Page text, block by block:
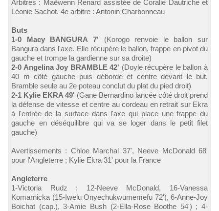
Arbitres : Maëwenn Renard assistée de Coralie Dautriche et
Léonie Sachot. 4e arbitre : Antonin Charbonneau
Buts
1-0 Macy BANGURA 7' (Korogo renvoie le ballon sur
Bangura dans l'axe. Elle récupère le ballon, frappe en pivot du
gauche et trompe la gardienne sur sa droite)
2-0 Angelina Joy BRAMBLE 42' (Doyle récupère le ballon à
40 m côté gauche puis déborde et centre devant le but.
Bramble seule au 2e poteau conclut du plat du pied droit)
2-1 Kylie EKRA 49' (Gane Bernardino lancée côté droit prend
la défense de vitesse et centre au cordeau en retrait sur Ekra
à l'entrée de la surface dans l'axe qui place une frappe du
gauche en déséquilibre qui va se loger dans le petit filet
gauche)
Avertissements : Chloe Marchal 37', Neeve McDonald 68'
pour l'Angleterre ; Kylie Ekra 31' pour la France
Angleterre
1-Victoria Rudz ; 12-Neeve McDonald, 16-Vanessa
Komarnicka (15-Iwelu Onyechukwumemefu 72'), 6-Anne-Joy
Boichat (cap.), 3-Amie Bush (2-Ella-Rose Boothe 54') ; 4-